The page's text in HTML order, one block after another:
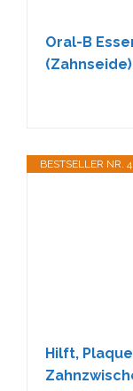
Oral-B
BESTSELLER NR. 4
Hilft,